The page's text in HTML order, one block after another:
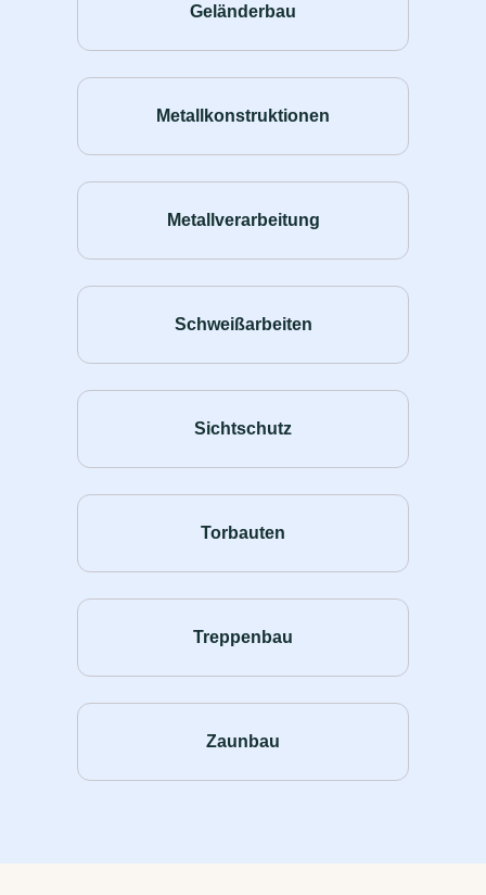
Geländerbau
Metallkonstruktionen
Metallverarbeitung
Schweißarbeiten
Sichtschutz
Torbauten
Treppenbau
Zaunbau